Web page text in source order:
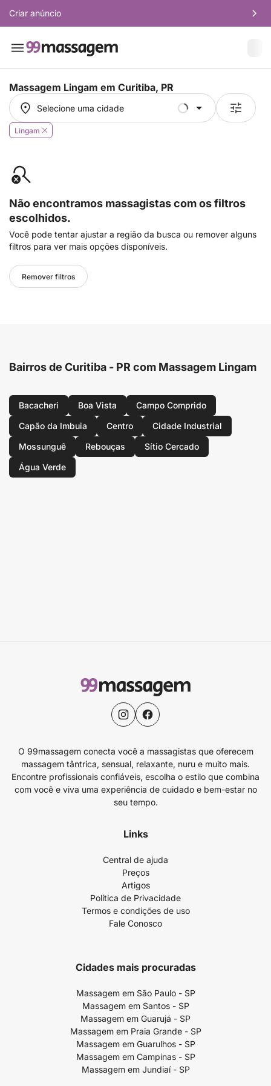
Criar anúncio
Massagem Lingam em Curitiba, PR
Selecione uma cidade
Selecione uma cidade
Lingam
Não encontramos massagistas com os filtros
escolhidos.
Você pode tentar ajustar a região da busca ou remover alguns
filtros para ver mais opções disponíveis.
Remover filtros
Bairros de Curitiba - PR com Massagem Lingam
Bacacheri Boa Vista
Campo Comprido
Capão da Imbuia
Centro
Cidade Industrial
Mossunguê
Rebouças
Sítio Cercado
Água Verde
O 99massagem conecta você a massagistas que oferecem
massagem tântrica, sensual, relaxante, nuru e muito mais.
Encontre profissionais confiáveis, escolha o estilo que combina
com você e viva uma experiência de cuidado e bem-estar no
seu tempo.
Links
Central de ajuda
Preços
Artigos
Política de Privacidade
Termos e condições de uso
Fale Conosco
Cidades mais procuradas
Massagem em São Paulo - SP
Massagem em Santos - SP
Massagem em Guarujá - SP
Massagem em Praia Grande - SP
Massagem em Guarulhos - SP
Massagem em Campinas - SP
Massagem em Jundiaí - SP